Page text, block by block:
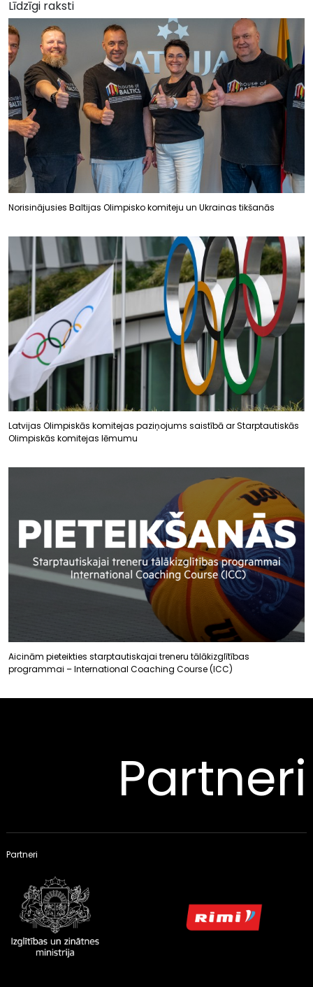
Līdzīgi raksti
Norisinājusies Baltijas Olimpisko komiteju un Ukrainas tikšanās
Latvijas Olimpiskās komitejas paziņojums saistībā ar Starptautiskās
Olimpiskās komitejas lēmumu
Aicinām pieteikties starptautiskajai treneru tālākizglītības
programmai – International Coaching Course (ICC)
Partneri
Partneri